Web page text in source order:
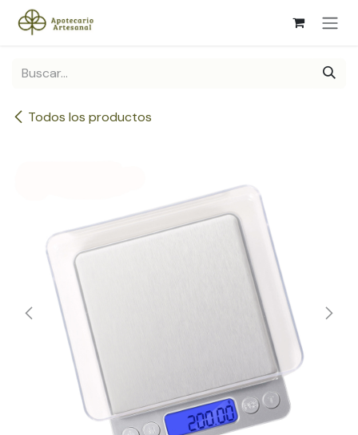
Ir al contenido
Todos los productos